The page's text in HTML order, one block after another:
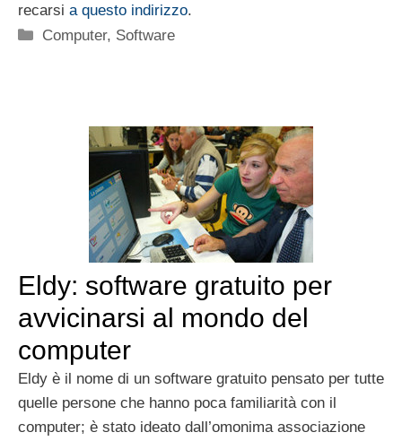
recarsi a questo indirizzo.
Categorie
Computer, Software
Eldy: software gratuito per
avvicinarsi al mondo del
computer
Eldy è il nome di un software gratuito pensato per tutte
quelle persone che hanno poca familiarità con il
computer; è stato ideato dall’omonima associazione